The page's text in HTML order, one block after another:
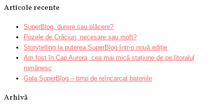
Articole recente
SuperBlog, durere sau plăcere?
Pozele de Crăciun, necesare sau moft?
Storytelling la puterea SuperBlog într-o nouă ediție
Am fost în Cap Aurora, cea mai mică stațiune de pe litoralul
românesc
Gala SuperBlog – timp de reîncarcat bateriile
Arhivă